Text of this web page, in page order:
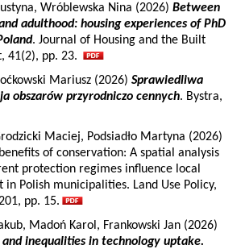
Wróblewska Nina (2026) Between
adulthood: housing experiences of PhD
. Journal of Housing and the Built
41(2), pp. 23.
Mariusz (2026) Sprawiedliwa
obszarów przyrodniczo cennych. Bystra,
Maciej, Podsiadło Martyna (2026)
of conservation: A spatial analysis
protection regimes influence local
in Polish municipalities. Land Use Policy,
pp. 15.
Madoń Karol, Frankowski Jan (2026)
inequalities in technology uptake.